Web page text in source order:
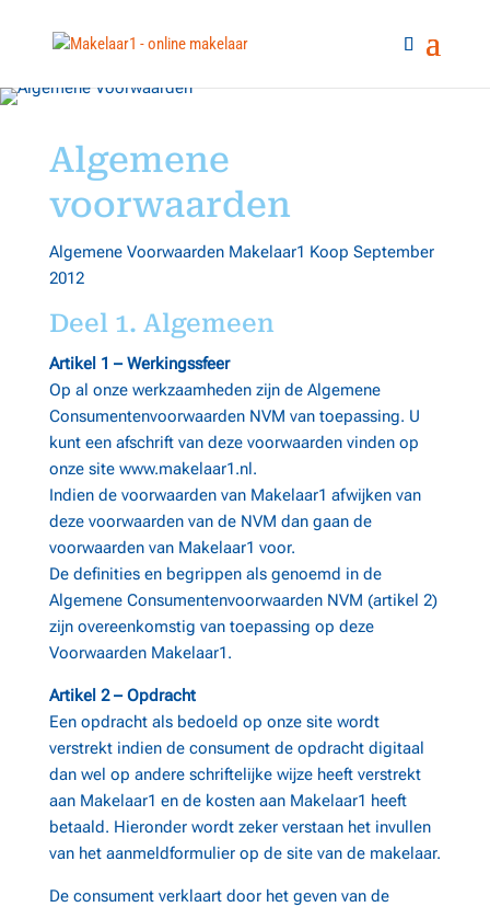
Algemene
voorwaarden
Algemene Voorwaarden Makelaar1 Koop September
2012
Deel 1. Algemeen
Artikel 1 – Werkingssfeer
Op al onze werkzaamheden zijn de Algemene
Consumentenvoorwaarden NVM van toepassing. U
kunt een afschrift van deze voorwaarden vinden op
onze site www.makelaar1.nl.
Indien de voorwaarden van Makelaar1 afwijken van
deze voorwaarden van de NVM dan gaan de
voorwaarden van Makelaar1 voor.
De definities en begrippen als genoemd in de
Algemene Consumentenvoorwaarden NVM (artikel 2)
zijn overeenkomstig van toepassing op deze
Voorwaarden Makelaar1.
Artikel 2 – Opdracht
Een opdracht als bedoeld op onze site wordt
verstrekt indien de consument de opdracht digitaal
dan wel op andere schriftelijke wijze heeft verstrekt
aan Makelaar1 en de kosten aan Makelaar1 heeft
betaald. Hieronder wordt zeker verstaan het invullen
van het aanmeldformulier op de site van de makelaar.
De consument verklaart door het geven van de